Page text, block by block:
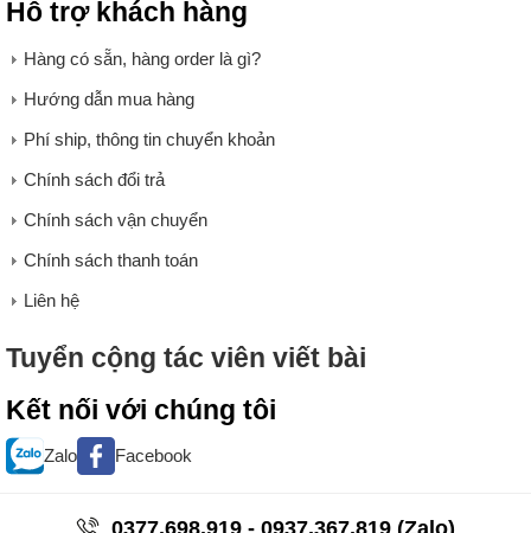
Hỗ trợ khách hàng
Hàng có sẵn, hàng order là gì?
Hướng dẫn mua hàng
Phí ship, thông tin chuyển khoản
Chính sách đổi trả
Chính sách vận chuyển
Chính sách thanh toán
Liên hệ
Tuyển cộng tác viên viết bài
Kết nối với chúng tôi
Zalo Facebook
0377.698.919 - 0937.367.819 (Zalo)